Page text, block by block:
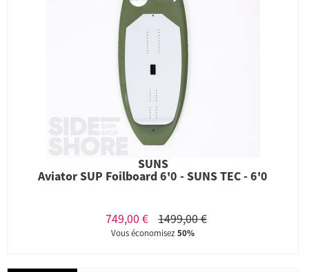
SUNS
Aviator SUP Foilboard 6'0 - SUNS TEC - 6'0
749,00 € 1499,00 €
Vous économisez50%